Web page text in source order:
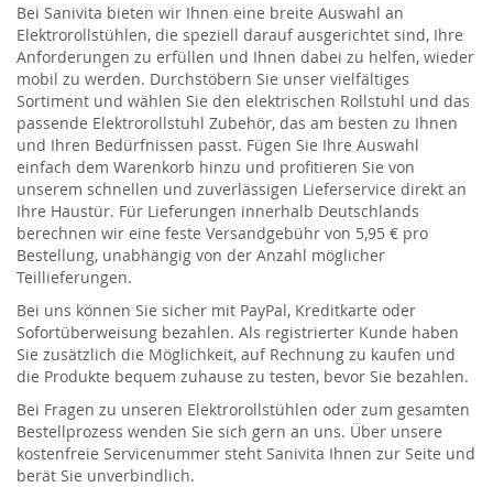
Bei Sanivita bieten wir Ihnen eine breite Auswahl an
Elektrorollstühlen, die speziell darauf ausgerichtet sind, Ihre
Anforderungen zu erfüllen und Ihnen dabei zu helfen, wieder
mobil zu werden. Durchstöbern Sie unser vielfältiges
Sortiment und wählen Sie den elektrischen Rollstuhl und das
passende Elektrorollstuhl Zubehör, das am besten zu Ihnen
und Ihren Bedürfnissen passt. Fügen Sie Ihre Auswahl
einfach dem Warenkorb hinzu und profitieren Sie von
unserem schnellen und zuverlässigen Lieferservice direkt an
Ihre Haustür. Für Lieferungen innerhalb Deutschlands
berechnen wir eine feste Versandgebühr von 5,95 € pro
Bestellung, unabhängig von der Anzahl möglicher
Teillieferungen.
Bei uns können Sie sicher mit PayPal, Kreditkarte oder
Sofortüberweisung bezahlen. Als registrierter Kunde haben
Sie zusätzlich die Möglichkeit, auf Rechnung zu kaufen und
die Produkte bequem zuhause zu testen, bevor Sie bezahlen.
Bei Fragen zu unseren Elektrorollstühlen oder zum gesamten
Bestellprozess wenden Sie sich gern an uns. Über unsere
kostenfreie Servicenummer steht Sanivita Ihnen zur Seite und
berät Sie unverbindlich.